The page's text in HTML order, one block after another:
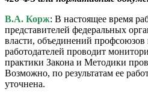
В.А. Корж: В настоящее время
представителей федеральных
власти, объединений
работодателей проводит
практики Закона и Методики
Возможно, по результатам ее
уточнена.